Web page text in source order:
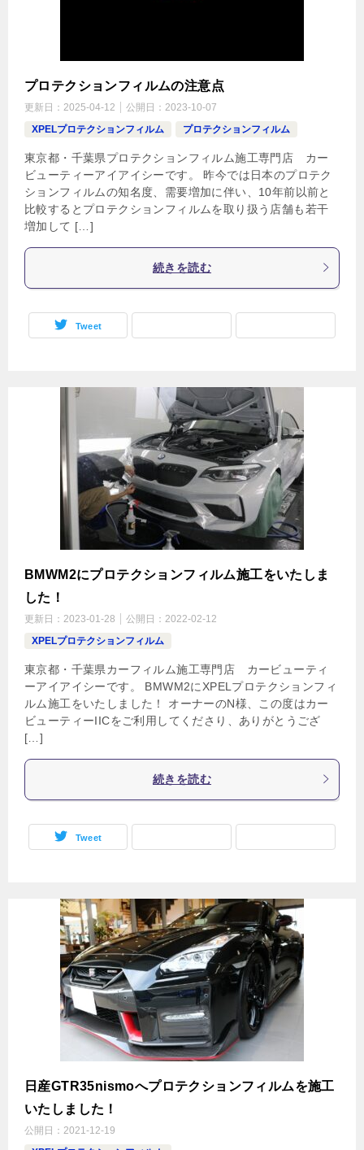
プロテクションフィルムの注意点
更新日： 2025-04-12 公開日： 2023-10-07
XPELプロテクションフィルム
プロテクションフィルム
東京都・千葉県プロテクションフィルム施工専門店 カー
ビューティーアイアイシーです。 昨今では日本のプロテク
ションフィルムの知名度、需要増加に伴い、10年前以前と
比較するとプロテクションフィルムを取り扱う店舗も若干
増加して […]
続きを読む
Tweet
BMWM2にプロテクションフィルム施工をいたしま
した！
更新日： 2023-01-28 公開日： 2022-02-12
XPELプロテクションフィルム
東京都・千葉県カーフィルム施工専門店 カービューティ
ーアイアイシーです。 BMWM2にXPELプロテクションフィ
ルム施工をいたしました！ オーナーのN様、この度はカー
ビューティーIICをご利用してくださり、ありがとうござ
[…]
続きを読む
Tweet
日産GTR35nismoへプロテクションフィルムを施工
いたしました！
公開日： 2021-12-19